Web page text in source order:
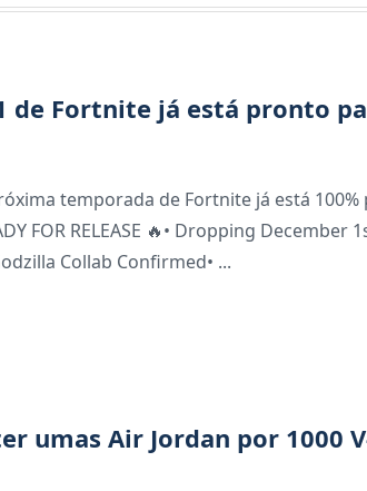
de Fortnite já está pronto
temporada de Fortnite já está
FOR RELEASE 🔥• Dropping December
Collab Confirmed• ...
umas Air Jordan por 1000